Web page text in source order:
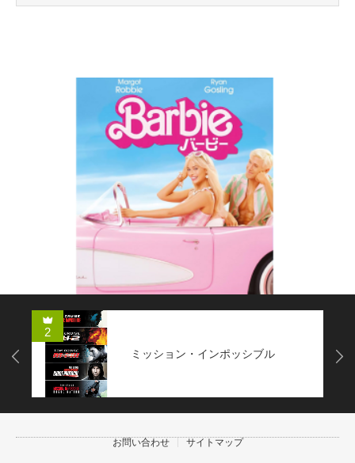
2
ミッション・インポッシブル
Next
お問い合わせ サイトマップ